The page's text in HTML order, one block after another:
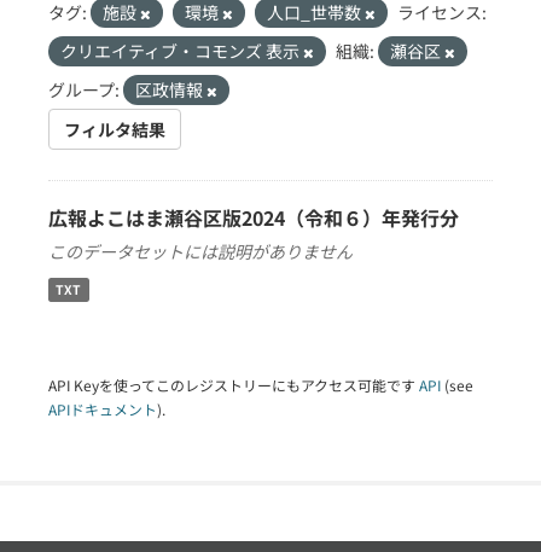
タグ: 施設 環境 人口_世帯数
ライセンス:
クリエイティブ・コモンズ 表示
組織:
瀬谷区
グループ:
区政情報
フィルタ結果
広報よこはま瀬谷区版2024（令和６）年発行分
このデータセットには説明がありません
TXT
API Keyを使ってこのレジストリーにもアクセス可能です API (see
APIドキュメント).